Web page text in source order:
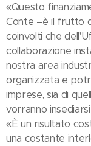
«Questo
Conte –è il frutto
coinvolti che
collaborazione
nostra area
organizzata e
imprese, sia di
vorranno
«È un risultato
una costante